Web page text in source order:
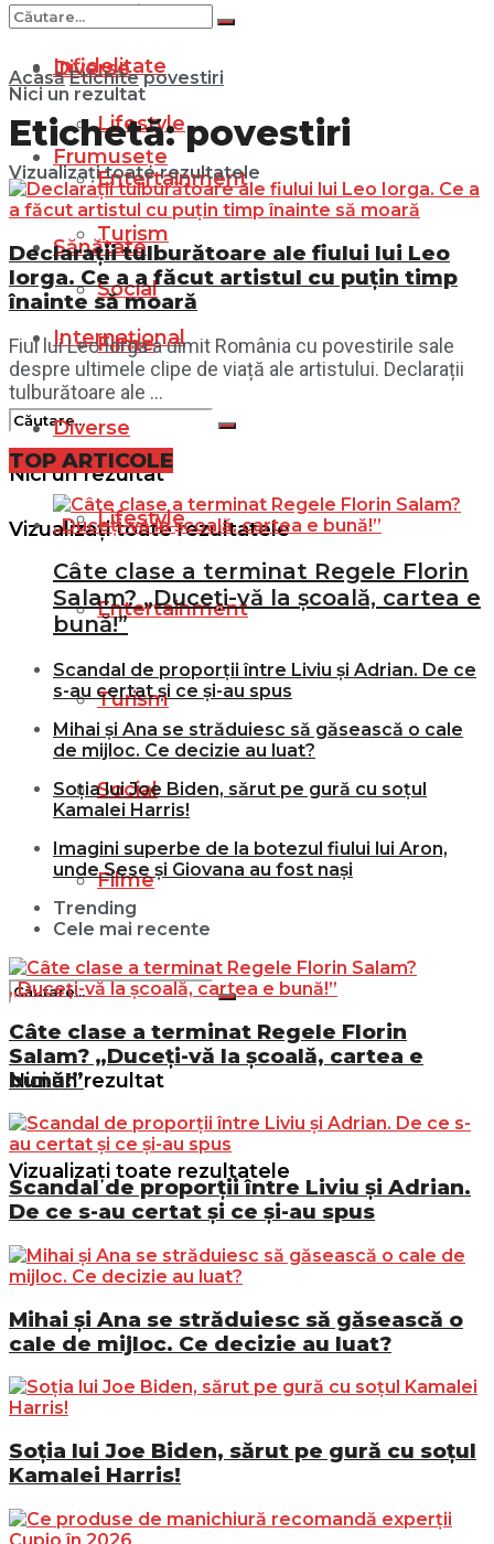
Internațional
Diverse
Lifestyle
Entertainment
Turism
Social
Filme
Nici un rezultat
Vizualizați toate rezultatele
Infidelitate
Frumusețe
Sănătate
Internațional
Diverse
Lifestyle
Entertainment
Turism
Social
Filme
Nici un rezultat
Vizualizați toate rezultatele
Nici un rezultat
Vizualizați toate rezultatele
Acasă Etichite povestiri
Etichetă:povestiri
Declarații tulburătoare ale fiului lui Leo
Iorga. Ce a a făcut artistul cu puțin timp
înainte să moară
Fiul lui Leo Iorga a uimit România cu povestirile sale
despre ultimele clipe de viață ale artistului. Declarații
tulburătoare ale ...
TOP ARTICOLE
Câte clase a terminat Regele Florin
Salam? „Duceți-vă la școală, cartea e
bună!”
Scandal de proporții între Liviu și Adrian. De ce
s-au certat și ce și-au spus
Mihai și Ana se străduiesc să găsească o cale
de mijloc. Ce decizie au luat?
Soția lui Joe Biden, sărut pe gură cu soțul
Kamalei Harris!
Imagini superbe de la botezul fiului lui Aron,
unde Sese și Giovana au fost nași
Trending
Cele mai recente
Câte clase a terminat Regele Florin
Salam? „Duceți-vă la școală, cartea e
bună!”
Scandal de proporții între Liviu și Adrian.
De ce s-au certat și ce și-au spus
Mihai și Ana se străduiesc să găsească o
cale de mijloc. Ce decizie au luat?
Soția lui Joe Biden, sărut pe gură cu soțul
Kamalei Harris!